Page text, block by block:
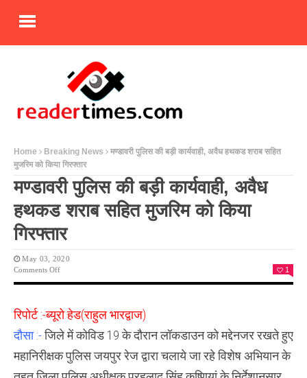
Home Breaking News
मण्डावरी पुलिस की बड़ी कार्यवाही, अवैध हथकड शराब सहित
मुजरिम को किया गिरफ्तार
मण्डावरी पुलिस की बड़ी कार्यवाही, अवैध
हथकड शराब सहित मुजरिम को किया
गिरफ्तार
May 03, 2020
Comments OffOn
बड़ी
अवैध
शराब
1
रिपोर्ट :-ब्यूरो हेड(राहुल भारद्वाज)
दौसा :-जिले में कोविड 19 के दौरान लॉकडाउन को मद्देनजर रखते हुए
महानिरीक्षक पुलिस जयपुर रेज द्वारा चलाये जा रहे विशेष अभियान के